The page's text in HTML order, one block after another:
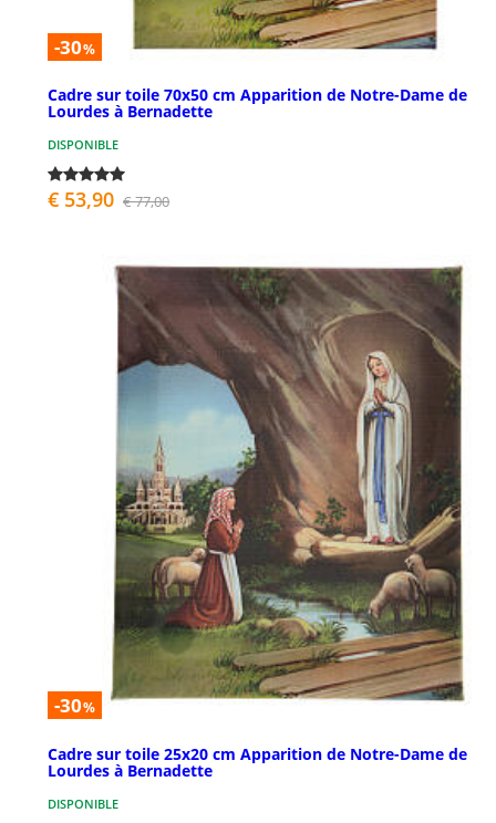
-30%
Cadre sur toile 70x50 cm Apparition de Notre-Dame de
Lourdes à Bernadette
DISPONIBLE
€ 53,90 € 77,00
-30%
Cadre sur toile 25x20 cm Apparition de Notre-Dame de
Lourdes à Bernadette
DISPONIBLE